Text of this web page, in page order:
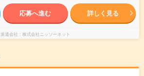
応募へ進む 詳しく見る
派遣会社 株式会社ニッソーネット